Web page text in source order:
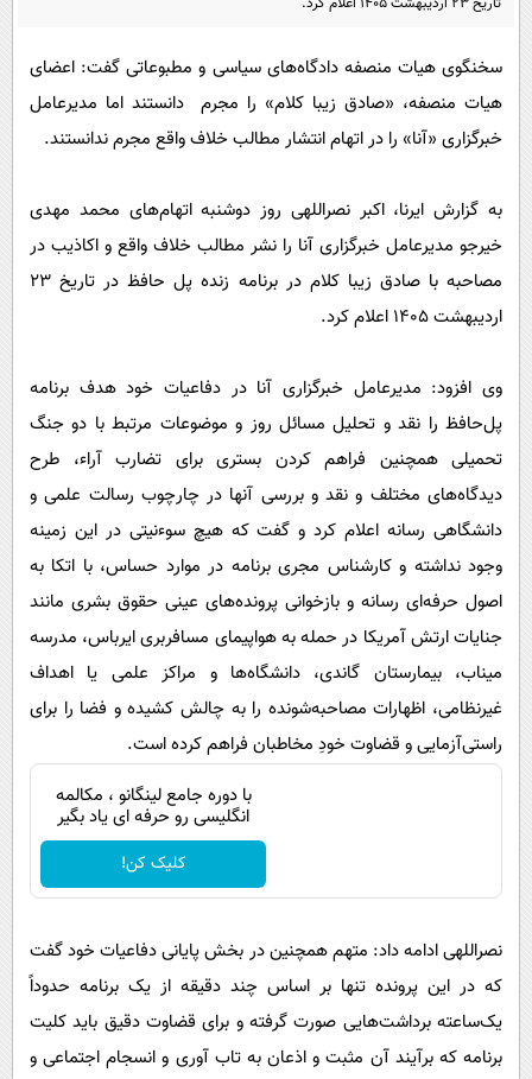
گوناگون
حوادث
فرهنگی
دانلود
سخنگوی هیات منصفه دادگاه‌های سیاسی و مطبوعاتی گفت:‌ اعضای
هیات منصفه، «صادق زیبا کلام» را مجرم دانستند اما مدیرعامل
خبرگزاری‌ «آنا» را در اتهام انتشار مطالب خلاف واقع مجرم ندانستند.
به گزارش ایرنا، اکبر نصراللهی روز دوشنبه اتهام‌های محمد مهدی
خیرجو مدیرعامل خبرگزاری آنا را نشر مطالب خلاف واقع و اکاذیب در
مصاحبه با صادق زیبا کلام در برنامه زنده پل حافظ در تاریخ ۲۳
اردیبهشت ۱۴۰۵ اعلام کرد.
وی افزود: مدیرعامل خبرگزاری آنا در دفاعیات خود هدف برنامه
پل‌حافظ را نقد و تحلیل مسائل روز و موضوعات مرتبط با دو جنگ
تحمیلی همچنین فراهم کردن بستری برای تضارب آراء، طرح
دیدگاه‌های مختلف و نقد و بررسی آنها در چارچوب رسالت علمی و
دانشگاهی رسانه اعلام کرد و گفت که هیچ سوءنیتی در این زمینه
وجود نداشته و کارشناس مجری برنامه در موارد حساس، با اتکا به
اصول حرفه‌ای رسانه و بازخوانی پرونده‌های عینی حقوق بشری مانند
جنایات ارتش آمریکا در حمله به هواپیمای مسافربری ایرباس، مدرسه
میناب، بیمارستان گاندی، دانشگاه‌ها و مراکز علمی یا اهداف
غیرنظامی، اظهارات مصاحبه‌شونده را به چالش کشیده و فضا را برای
راستی‌آزمایی و قضاوت خودِ مخاطبان فراهم کرده است.
با دوره جامع لینگانو ، مکالمه
انگلیسی رو حرفه ای یاد بگیر
کلیک کن!
نصراللهی ادامه داد: متهم همچنین در بخش پایانی دفاعیات خود گفت
که در این پرونده تنها بر اساس چند دقیقه از یک برنامه حدوداً
یک‌ساعته برداشت‌هایی صورت گرفته و برای قضاوت دقیق باید کلیت
برنامه که برآیند آن مثبت و اذعان به تاب آوری و انسجام اجتماعی و